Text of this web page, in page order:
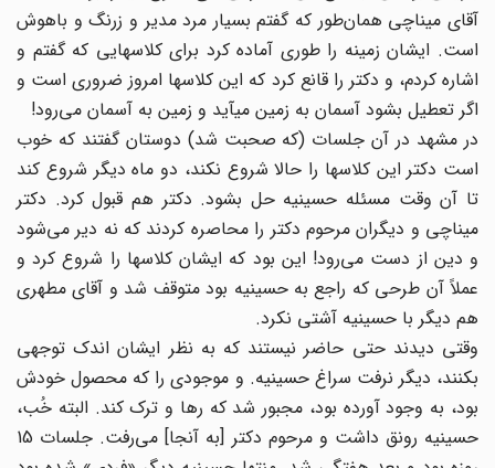
آقای میناچی همان‌طور که گفتم بسیار مرد مدیر و زرنگ و باهوش
است. ایشان زمینه را طوری آماده کرد برای کلاسهایی که گفتم و
اشاره کردم، و دکتر را قانع کرد که این کلاسها امروز ضروری است و
اگر تعطیل بشود آسمان به زمین می‏آید و زمین به آسمان می‌رود!
در مشهد در آن جلسات (که صحبت شد) دوستان گفتند که خوب
است دکتر این کلاسها را حالا شروع نکند، دو ماه دیگر شروع کند
تا آن وقت مسئله حسینیه حل بشود. دکتر هم قبول کرد. دکتر
میناچی و دیگران مرحوم دکتر را محاصره کردند که نه دیر می‌شود
و دین از دست می‌رود! این بود که ایشان کلاسها را شروع کرد و
عملاً آن طرحی که راجع به حسینیه بود متوقف شد و آقای مطهری
هم دیگر با حسینیه آشتی نکرد.
وقتی دیدند حتی حاضر نیستند که به نظر ایشان اندک توجهی
بکنند، دیگر نرفت سراغ حسینیه. و موجودی را که محصول خودش
بود، به وجود آورده بود، مجبور شد که رها و ترک کند. البته خُب،
حسینیه رونق داشت و مرحوم دکتر [به آنجا] می‌رفت. جلسات 15